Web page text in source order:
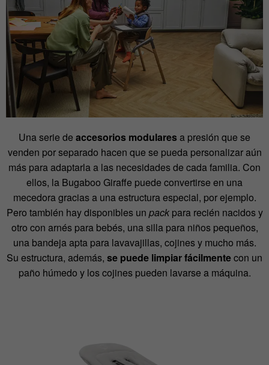
Una serie de accesorios modularesa presión que se
venden por separado hacen que se pueda personalizar aún
más para adaptarla a las necesidades de cada familia. Con
ellos, la Bugaboo Giraffe puede convertirse en una
mecedora gracias a una estructura especial, por ejemplo.
Pero también hay disponibles un packpara recién nacidos y
otro con arnés para bebés, una silla para niños pequeños,
una bandeja apta para lavavajillas, cojines y mucho más.
Su estructura, además, se puede limpiar fácilmentecon un
paño húmedo y los cojines pueden lavarse a máquina.